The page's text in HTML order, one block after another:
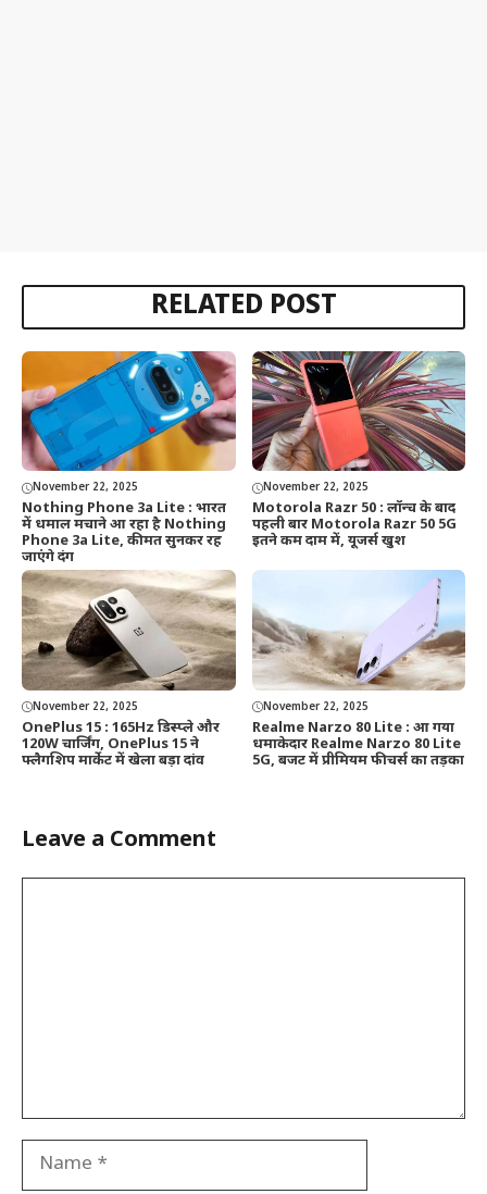
RELATED POST
November 22, 2025
Nothing Phone 3a Lite : भारत
में धमाल मचाने आ रहा है Nothing
Phone 3a Lite, कीमत सुनकर रह
जाएंगे दंग
November 22, 2025
Motorola Razr 50 : लॉन्च के बाद
पहली बार Motorola Razr 50 5G
इतने कम दाम में, यूजर्स खुश
November 22, 2025
OnePlus 15 : 165Hz डिस्प्ले और
120W चार्जिंग, OnePlus 15 ने
फ्लैगशिप मार्केट में खेला बड़ा दांव
November 22, 2025
Realme Narzo 80 Lite : आ गया
धमाकेदार Realme Narzo 80 Lite
5G, बजट में प्रीमियम फीचर्स का तड़का
Leave a Comment
Name